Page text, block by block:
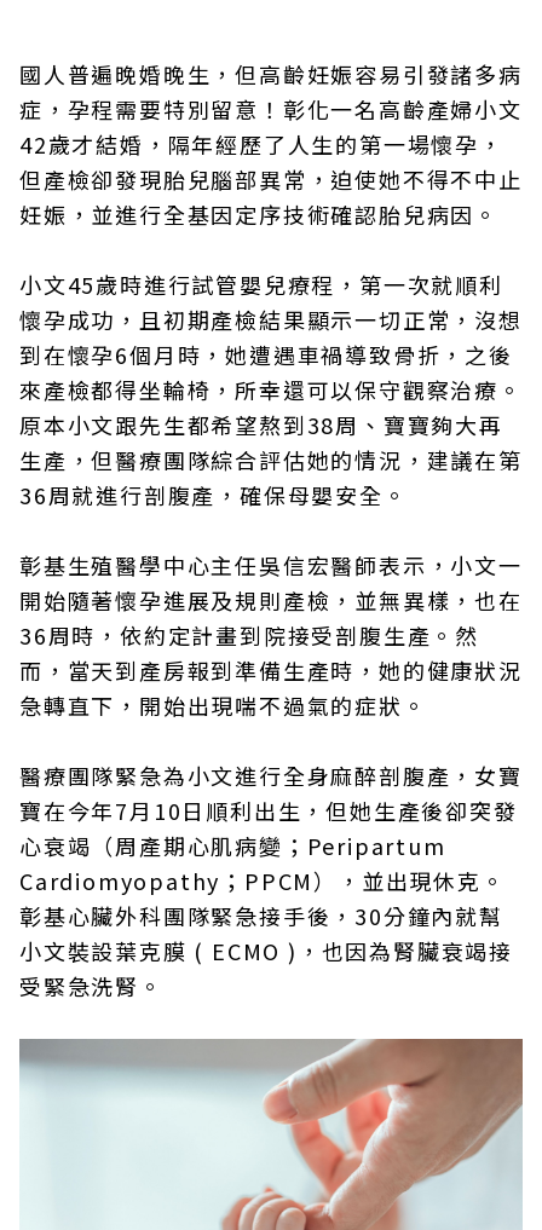
國人普遍晚婚晚生，但高齡妊娠容易引發諸多病
症，孕程需要特別留意！彰化一名高齡產婦小文
42歲才結婚，隔年經歷了人生的第一場懷孕，
但產檢卻發現胎兒腦部異常，迫使她不得不中止
妊娠，並進行全基因定序技術確認胎兒病因。
小文45歲時進行試管嬰兒療程，第一次就順利
懷孕成功，且初期產檢結果顯示一切正常，沒想
到在懷孕6個月時，她遭遇車禍導致骨折，之後
來產檢都得坐輪椅，所幸還可以保守觀察治療。
原本小文跟先生都希望熬到38周、寶寶夠大再
生產，但醫療團隊綜合評估她的情況，建議在第
36周就進行剖腹產，確保母嬰安全。
彰基生殖醫學中心主任吳信宏醫師表示，小文一
開始隨著懷孕進展及規則產檢，並無異樣，也在
36周時，依約定計畫到院接受剖腹生產。然
而，當天到產房報到準備生產時，她的健康狀況
急轉直下，開始出現喘不過氣的症狀。
醫療團隊緊急為小文進行全身麻醉剖腹產，女寶
寶在今年7月10日順利出生，但她生產後卻突發
心衰竭（周產期心肌病變；Peripartum
Cardiomyopathy；PPCM），並出現休克。
彰基心臟外科團隊緊急接手後，30分鐘內就幫
小文裝設葉克膜 ( ECMO )，也因為腎臟衰竭接
受緊急洗腎。